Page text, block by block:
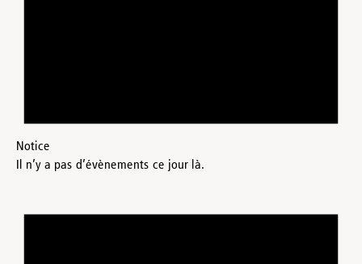
Notice
Il n’y a pas d’évènements ce jour là.